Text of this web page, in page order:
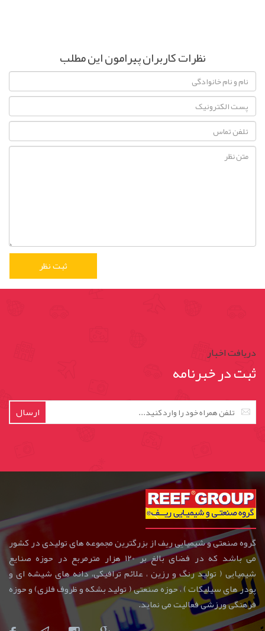
نظرات کاربران پیرامون این مطلب
دریافت اخبار
ثبت در خبرنامه
ارسال
گروه صنعتی و شیمیایی ریف از بزرگترین مجموعه های تولیدی در کشور
می باشد که در فضای بالغ بر 120 هزار مترمربع در حوزه صنایع
شیمیایی ( تولید رنگ و رزین ، علائم ترافیکی، دانه های شیشه ای و
پودر های سیلیکات ) ، حوزه صنعتی ( تولید بشکه و ظروف فلزی) و حوزه
فرهنگی ورزشی فعالیت می نماید.